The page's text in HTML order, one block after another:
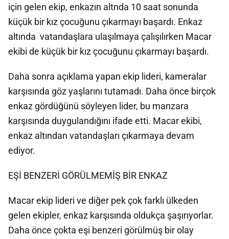
için gelen ekip, enkazın altnda 10 saat sonunda
küçük bir kız çocuğunu çıkarmayı başardı. Enkaz
altında vatandaşlara ulaşılmaya çalışılırken Macar
ekibi de küçük bir kız çocuğunu çıkarmayı başardı.
Daha sonra açıklama yapan ekip lideri, kameralar
karşısında göz yaşlarını tutamadı. Daha önce birçok
enkaz gördüğünü söyleyen lider, bu manzara
karşısında duygulandığını ifade etti. Macar ekibi,
enkaz altından vatandaşları çıkarmaya devam
ediyor.
EŞİ BENZERİ GÖRÜLMEMİŞ BİR ENKAZ
Macar ekip lideri ve diğer pek çok farklı ülkeden
gelen ekipler, enkaz karşısında oldukça şaşırıyorlar.
Daha önce çokta eşi benzeri görülmüş bir olay